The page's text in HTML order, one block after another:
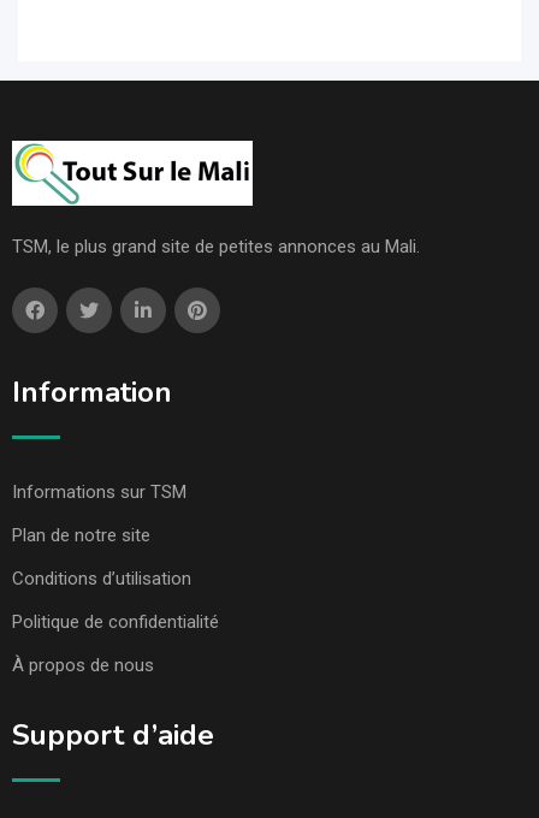
TSM, le plus grand site de petites annonces au Mali.
Information
Informations sur TSM
Plan de notre site
Conditions d’utilisation
Politique de confidentialité
À propos de nous
Support d’aide